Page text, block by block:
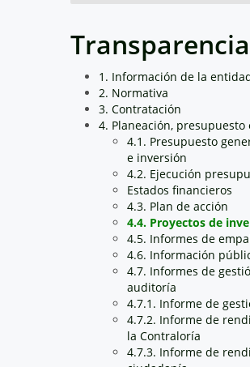
Transparencia
1. Información de la
2. Normativa
3. Contratación
4. Planeación, presupuesto
4.1. Presupuesto
e inversión
4.2. Ejecución
Estados financieros
4.3. Plan de acción
4.4. Proyectos de
4.5. Informes de
4.6. Información
4.7. Informes de
auditoría
4.7.1. Informe de
4.7.2. Informe de
la Contraloría
4.7.3. Informe de